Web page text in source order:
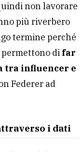
non lavorare
più riverbero
termine perché
permettono di far
tra influencer e
Federer ad
i dati